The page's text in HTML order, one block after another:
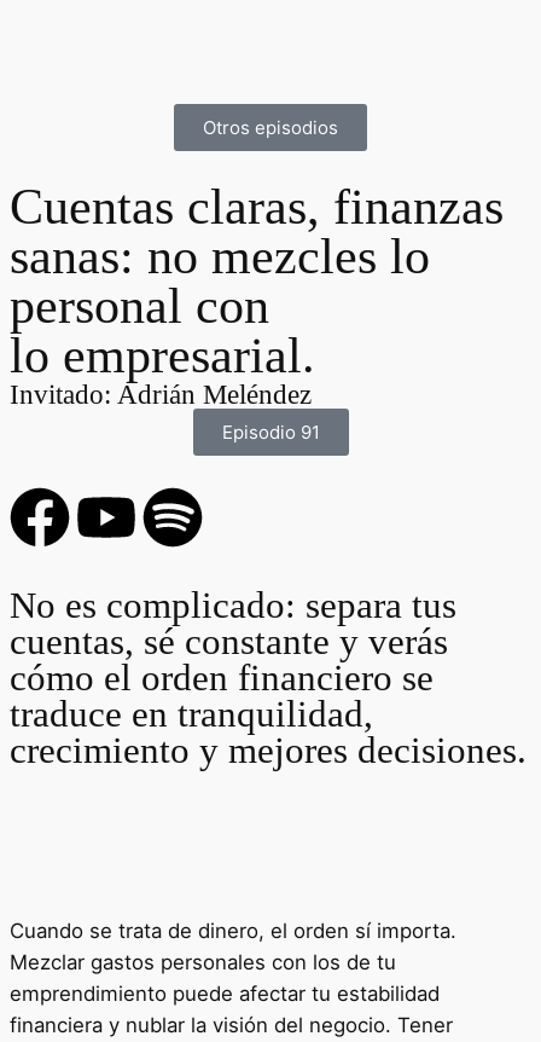
Otros episodios
Cuentas claras, finanzas
sanas: no mezcles lo
personal con
lo empresarial.
Invitado: Adrián Meléndez
Episodio 91
No es complicado: separa tus
cuentas, sé constante y verás
cómo el orden financiero se
traduce en tranquilidad,
crecimiento y mejores decisiones.
Cuando se trata de dinero, el orden sí importa.
Mezclar gastos personales con los de tu
emprendimiento puede afectar tu estabilidad
financiera y nublar la visión del negocio. Tener